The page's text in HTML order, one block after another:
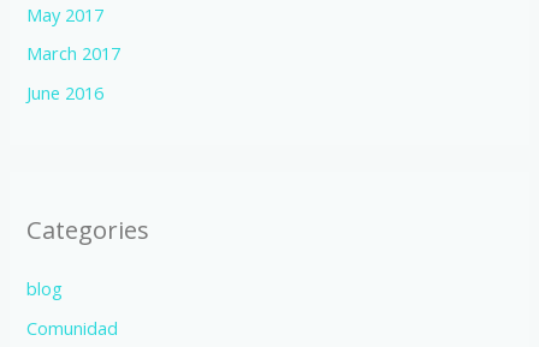
May 2017
March 2017
June 2016
Categories
blog
Comunidad